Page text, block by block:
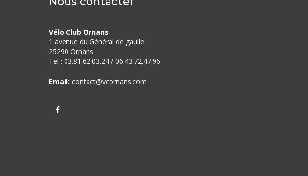
Vélo Club Ornans
1 avenue du Général de gaulle
25290 Ornans
Tel : 03.81.62.03.24 / 06.43.72.47.96
Email: contact@vcornans.com